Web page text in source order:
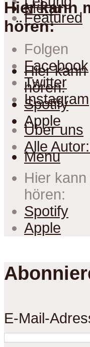
Menu
Hier kann
hören:
Hier
hören:
Spotify
Apple
Menu
Featured
Folgen
Facebook
Twitter
Instagram
Über uns
Alle
Hier
hören:
Spotify
Apple
E-Mail-